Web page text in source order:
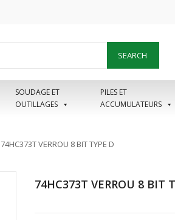
SEARCH
SOUDAGE ET
OUTILLAGES
PILES ET
ACCUMULATEURS
74HC373T VERROU 8 BIT TYPE D
74HC373T VERROU 8 BIT